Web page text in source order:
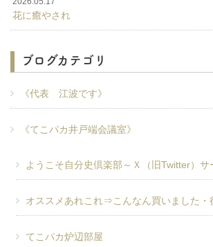
花に癒やされ
ブログカテゴリ
《代表 江波です》
《てこパカ井戸端会議室》
ようこそ自分史倶楽部～Ｘ（旧Twitter）サ
オススメあれこれ⇒こんなん買いました・
てこパカ炉辺部屋